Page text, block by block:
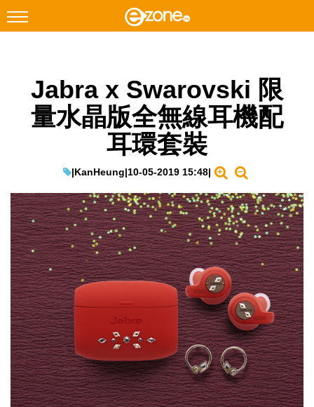
Facebook Instagram
科技焦點
教學評測
EduTech
IT Times
生成式AI與雲端應用
Enterprise Digital Transformation
特集
Jabra x Swarovski 限
量水晶版全無線耳機配
耳環套裝
|KanHeung|10-05-2019 15:48|